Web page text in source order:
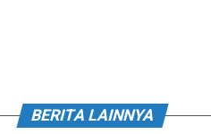
BERITA LAINNYA